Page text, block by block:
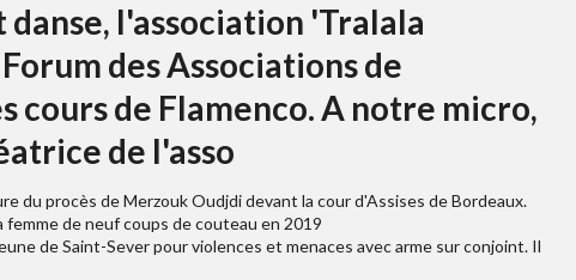
l'association 'Tralala
des Associations de
cours de Flamenco. A notre micro,
de l'asso
du procès de Merzouk Oudjdi devant la cour d'Assises de Bordeaux.
de neuf coups de couteau en 2019
de Saint-Sever pour violences et menaces avec arme sur conjoint. Il